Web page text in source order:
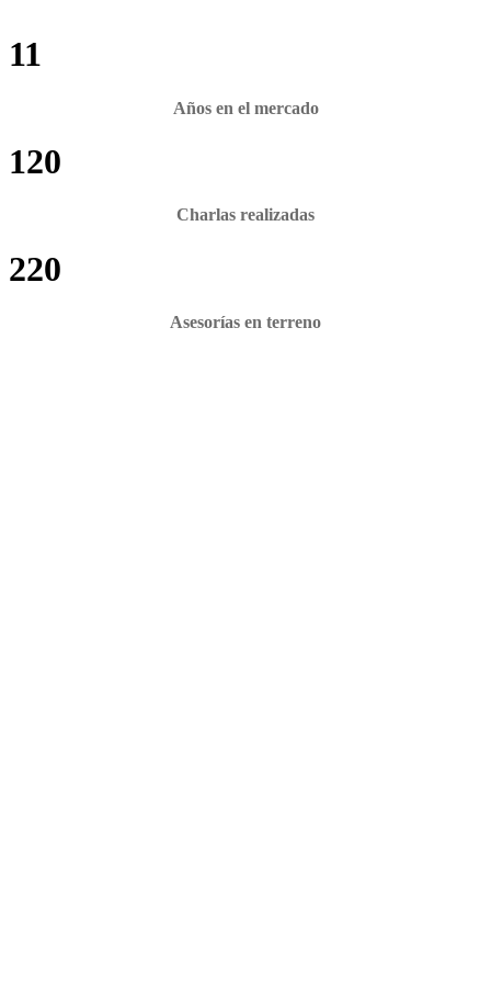
11
Años en el mercado
120
Charlas realizadas
220
Asesorías en terreno